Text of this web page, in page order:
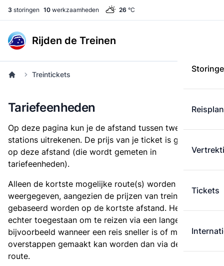
3 storingen 10 werkzaamheden 26 °C
Rijden de Treinen
Tickets
Treintickets
Tariefeenheden
Op deze pagina kun je de afstand tussen twee
stations uitrekenen. De prijs van je ticket is gebaseerd
op deze afstand (die wordt gemeten in
tariefeenheden).
Alleen de kortste mogelijke route(s) worden
weergegeven, aangezien de prijzen van treintickets
gebaseerd worden op de kortste afstand. Het is
echter toegestaan om te reizen via een langere route,
bijvoorbeeld wanneer een reis sneller is of met minder
overstappen gemaakt kan worden dan via de kortste
route.